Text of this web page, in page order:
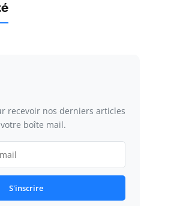
recevoir nos derniers articles
boîte mail.
S'inscrire